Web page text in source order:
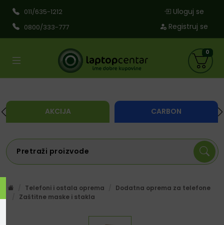
011/635-1212
0800/333-777
Uloguj se
Registruj se
AKCIJA CARBON
0
Telefoni i ostala oprema
Dodatna oprema za telefone
Zaštitne maske i stakla